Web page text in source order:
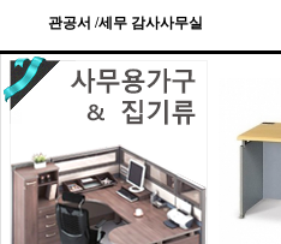
관공서 /세무 감사사무실